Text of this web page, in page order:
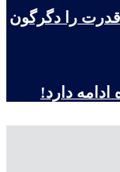
را دگرگون
ادامه دارد!